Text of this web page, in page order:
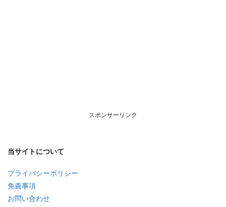
スポンサーリンク
当サイトについて
プライバシーポリシー
免責事項
お問い合わせ